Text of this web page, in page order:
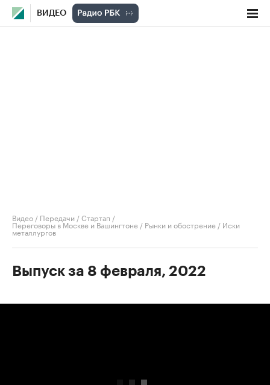
ВИДЕО
Видео / Передачи /Стартап /
Переговоры в Москве и Вашингтоне / Рынки и обострение / Иски
металлургов
Выпуск за 8 февраля, 2022